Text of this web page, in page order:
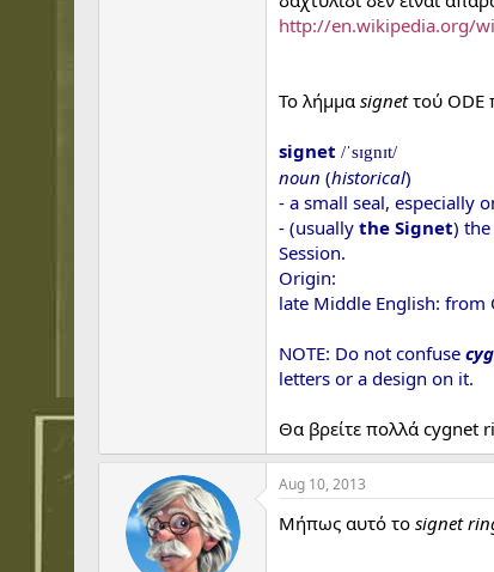
http://en.wikipedia.org/
Το λήμμα signetτού ODE
signet /ˈsɪgnɪt/
noun (historical)
- a small seal, especially
- (usually the Signet)
Session.
Origin:
late Middle English: from
NOTE: Do not confuse
letters or a design on it.
Θα βρείτε πολλά cygnet
Aug 10, 2013
Μήπως αυτό το signet